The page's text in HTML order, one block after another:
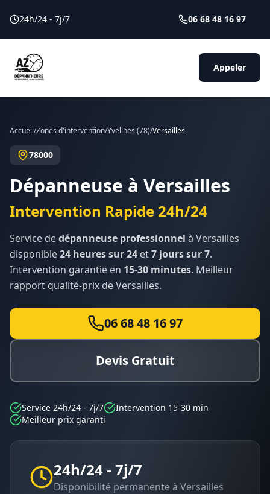
24h/24 - 7j/7 06 68 48 16 97
Appeler
Accueil/Zones d'intervention/Yvelines (78)/Versailles
78000
Dépanneuse à Versailles
Intervention Rapide 24h/24
Service dedépanneuse professionnel à Versailles
disponible24 heures sur 24 et7 jours sur 7.
Intervention garantie en 15-30 minutes. Meilleur
rapport qualité-prix deVersailles.
06 68 48 16 97
Devis Gratuit
Service 24h/24 - 7j/7
Intervention 15-30 min
Meilleur prix garanti
24h/24 - 7j/7
Disponibilité permanente à Versailles